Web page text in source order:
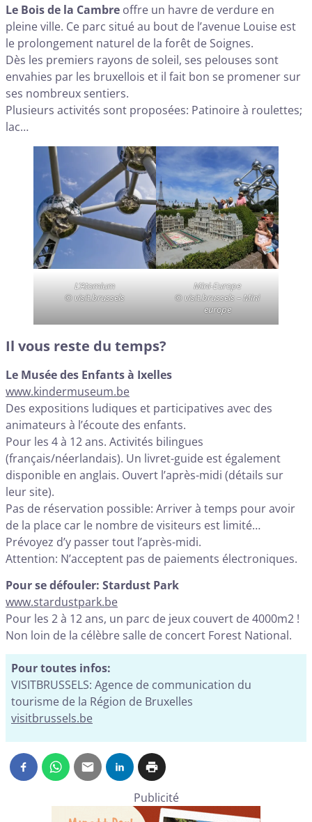
Le Bois de la Cambre offre un havre de verdure en
pleine ville. Ce parc situé au bout de l’avenue Louise est
le prolongement naturel de la forêt de Soignes.
Dès les premiers rayons de soleil, ses pelouses sont
envahies par les bruxellois et il fait bon se promener sur
ses nombreux sentiers.
Plusieurs activités sont proposées: Patinoire à roulettes;
lac…
L’Atomium
© visit.brussels
Mini-Europe
© visit.brussels – Mini
europe
Il vous reste du temps?
Le Musée des Enfants à Ixelles
www.kindermuseum.be
Des expositions ludiques et participatives avec des
animateurs à l’écoute des enfants.
Pour les 4 à 12 ans. Activités bilingues
(français/néerlandais). Un livret-guide est également
disponible en anglais. Ouvert l’après-midi (détails sur
leur site).
Pas de réservation possible: Arriver à temps pour avoir
de la place car le nombre de visiteurs est limité…
Prévoyez d’y passer tout l’après-midi.
Attention: N’acceptent pas de paiements électroniques.
Pour se défouler: Stardust Park
www.stardustpark.be
Pour les 2 à 12 ans, un parc de jeux couvert de 4000m2 !
Non loin de la célèbre salle de concert Forest National.
Pour toutes infos:
VISITBRUSSELS: Agence de communication du
tourisme de la Région de Bruxelles
visitbrussels.be
Publicité